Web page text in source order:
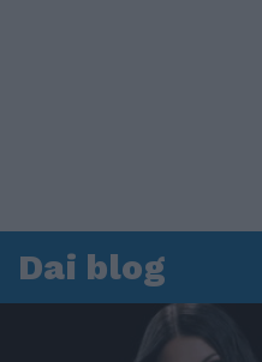
Dai blog